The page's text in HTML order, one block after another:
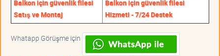
Balkon için güvenlik filesi
Satış ve Montaj
Balkon için güvenlik filesi
Hizmeti - 7/24 Destek
Whatapp Görüşme için